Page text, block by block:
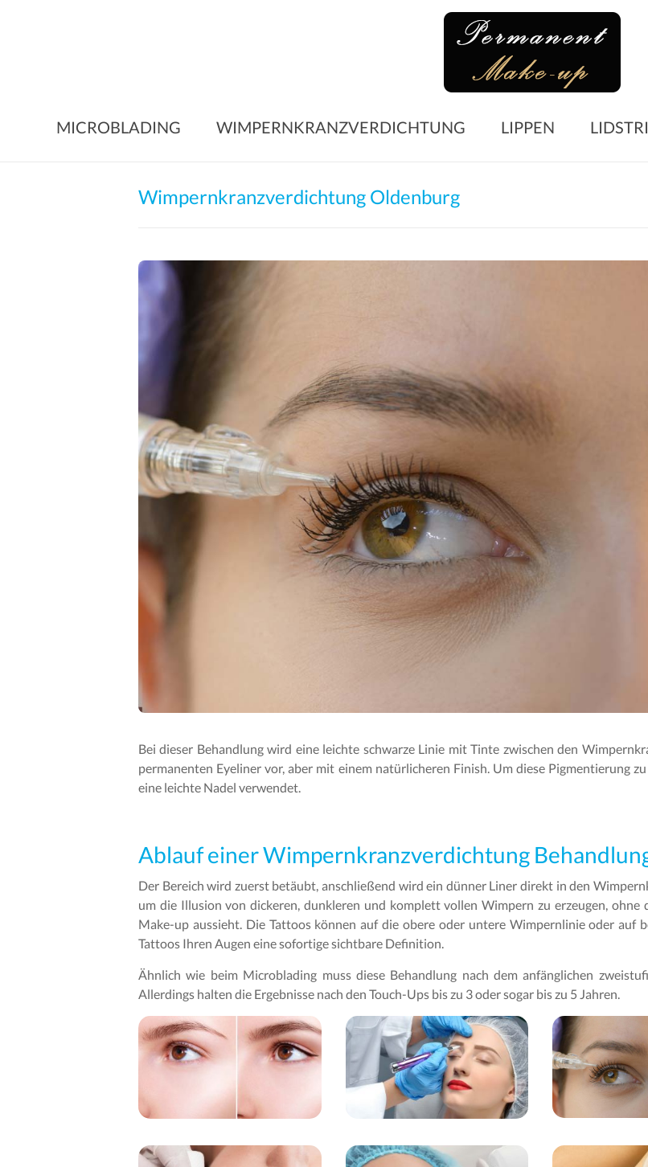
MICROBLADING WIMPERNKRANZVERDICHTUNG LIPPEN
Wimpernkranzverdichtung Oldenburg
Bei dieser Behandlung wird eine leichte schwarze Linie mit Tinte zwischen den
permanenten Eyeliner vor, aber mit einem natürlicheren Finish. Um diese Pigmentierung
eine leichte Nadel verwendet.
Ablauf einer Wimpernkranzverdichtung
Der Bereich wird zuerst betäubt, anschließend wird ein dünner Liner direkt in den
um die Illusion von dickeren, dunkleren und komplett vollen Wimpern zu erzeugen, ohne
Make-up aussieht. Die Tattoos können auf die obere oder untere Wimpernlinie oder auf
Tattoos Ihren Augen eine sofortige sichtbare Definition.
Ähnlich wie beim Microblading muss diese Behandlung nach dem anfänglichen
Allerdings halten die Ergebnisse nach den Touch-Ups bis zu 3 oder sogar bis zu 5 Jahren.